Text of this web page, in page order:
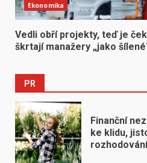
Ekonomika
Vedli obří projekty, teď je
škrtají manažery „jako
PR
Finanční
ke klidu,
rozhodování